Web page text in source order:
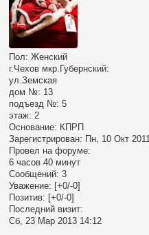
Пол: Женский
г.Чехов мкр.Губернский:
ул.Земская
дом №: 13
подъезд №: 5
этаж: 2
Основание: КПРП
Зарегистрирован: Пн, 10 Окт 2011
Провел на форуме:
6 часов 40 минут
Сообщений: 3
Уважение: [+0/-0]
Позитив: [+0/-0]
Последний визит:
Сб, 23 Мар 2013 14:12